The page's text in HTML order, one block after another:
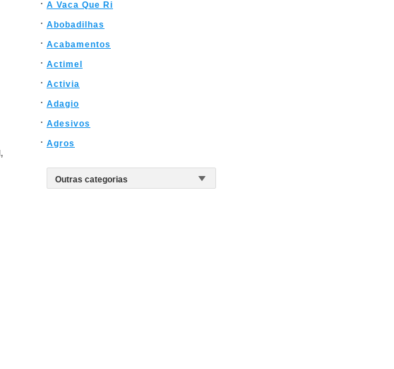
,
A Vaca Que Ri
Abobadilhas
Acabamentos
Actimel
Activia
Adagio
Adesivos
Agros